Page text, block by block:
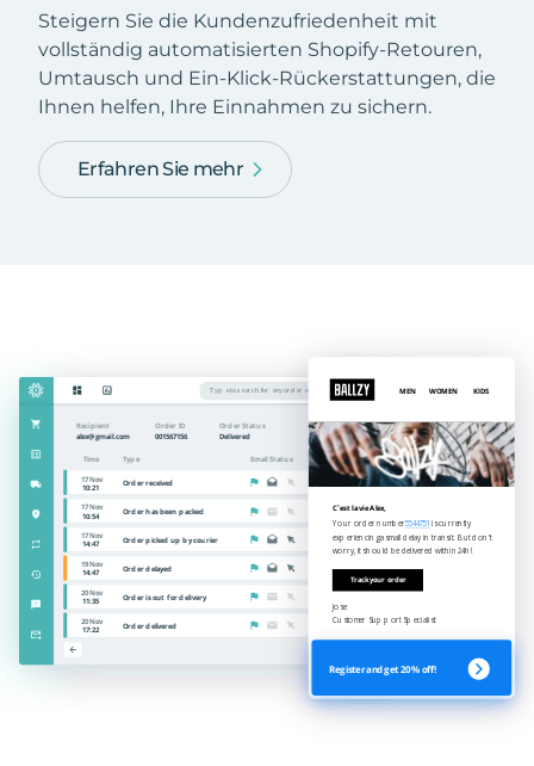
Steigern Sie die Kundenzufriedenheit mit
vollständig automatisierten Shopify-Retouren,
Umtausch und Ein-Klick-Rückerstattungen, die
Ihnen helfen, Ihre Einnahmen zu sichern.
Erfahren Sie mehr